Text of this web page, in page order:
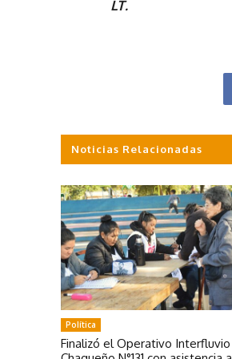
LT.
Noticias Relacionadas
Política
Finalizó el Operativo Interfluvio